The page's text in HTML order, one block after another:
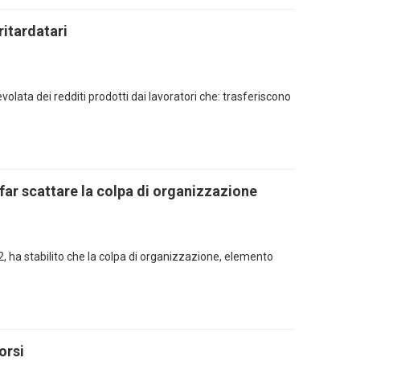
dei redditi prodotti dai lavoratori che: trasferiscono
scattare la colpa di organizzazione
ha stabilito che la colpa di organizzazione, elemento